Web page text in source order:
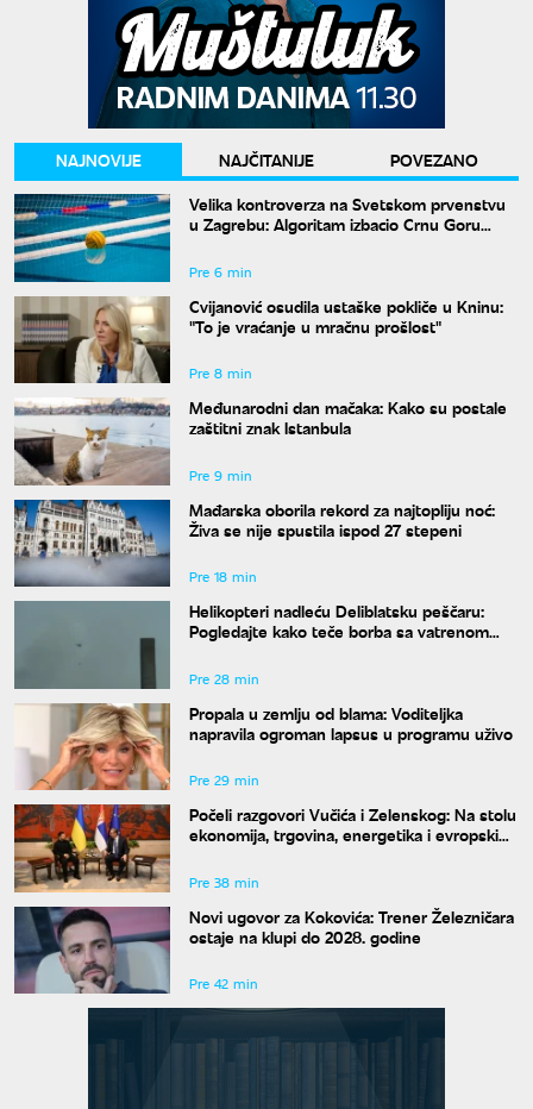
NAJNOVIJE NAJČITANIJE
POVEZANO
Velika kontroverza na Svetskom prvenstvu
u Zagrebu: Algoritam izbacio Crnu Goru
Pre 6 min
Cvijanović osudila ustaške pokliče u Kninu:
"To je vraćanje u mračnu prošlost"
Pre 8 min
Međunarodni dan mačaka: Kako su postale
zaštitni znak Istanbula
Pre 9 min
Mađarska oborila rekord za najtopliju noć:
Živa se nije spustila ispod 27 stepeni
Pre 18 min
Helikopteri nadleću Deliblatsku peščaru:
Pogledajte kako teče borba sa vatrenom
Pre 28 min
Propala u zemlju od blama: Voditeljka
napravila ogroman lapsus u programu uživo
Pre 29 min
Počeli razgovori Vučića i Zelenskog: Na stolu
ekonomija, trgovina, energetika i evropski
Pre 38 min
Novi ugovor za Kokovića: Trener Železničara
ostaje na klupi do 2028. godine
Pre 42 min